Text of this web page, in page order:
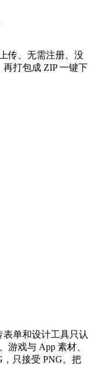
传、无需注册、没
打包成 ZIP 一键下
单和设计工具只认
游戏与 App 素材、
只接受 PNG。把